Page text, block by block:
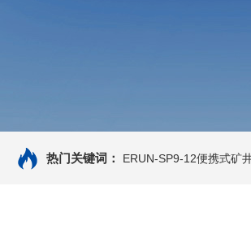
热门关键词： ERUN-SP9-12便携式矿